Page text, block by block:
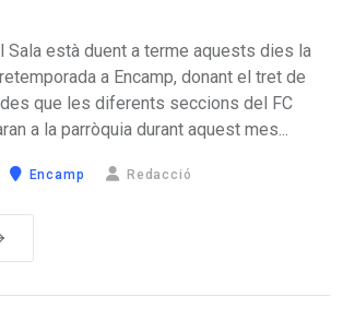
Sala està duent a terme aquests dies la
a Encamp, donant el tret de
que les diferents seccions del FC
a la parròquia durant aquest mes...
Encamp Redacció